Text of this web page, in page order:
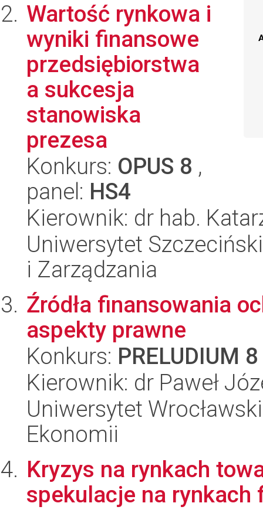
Wartość rynkowa i
wyniki finansowe
przedsiębiorstwa
a sukcesja
stanowiska
prezesa
Konkurs: OPUS 8 ,
panel: HS4
Kierownik: dr hab.
Uniwersytet
i Zarządzania
Źródła finansowania
aspekty prawne
Konkurs: PRELUDIUM 8
Kierownik: dr Paweł
Uniwersytet
Ekonomii
Kryzys na rynkach
spekulacje na rynkach